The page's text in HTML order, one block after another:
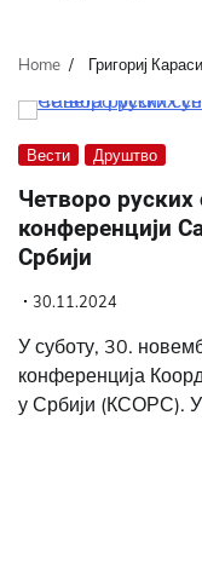
Home Григориј
Вести Друштво
Четворо руских
конференцији
Србији
30.11.2024
У суботу, 30.
конференција
у Србији (КСОРС).